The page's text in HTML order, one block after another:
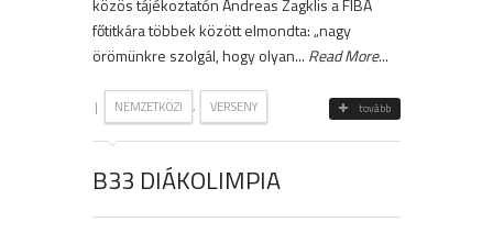
közös tájékoztatón Andreas Zagklis a FIBA
főtitkára többek között elmondta: „nagy
örömünkre szolgál, hogy olyan... Read More...
| NEMZETKÖZI , VERSENY tovább
B33 DIÁKOLIMPIA